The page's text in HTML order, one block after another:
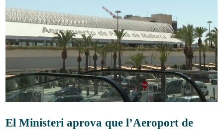
El Ministeri aprova que l’Aeroport de